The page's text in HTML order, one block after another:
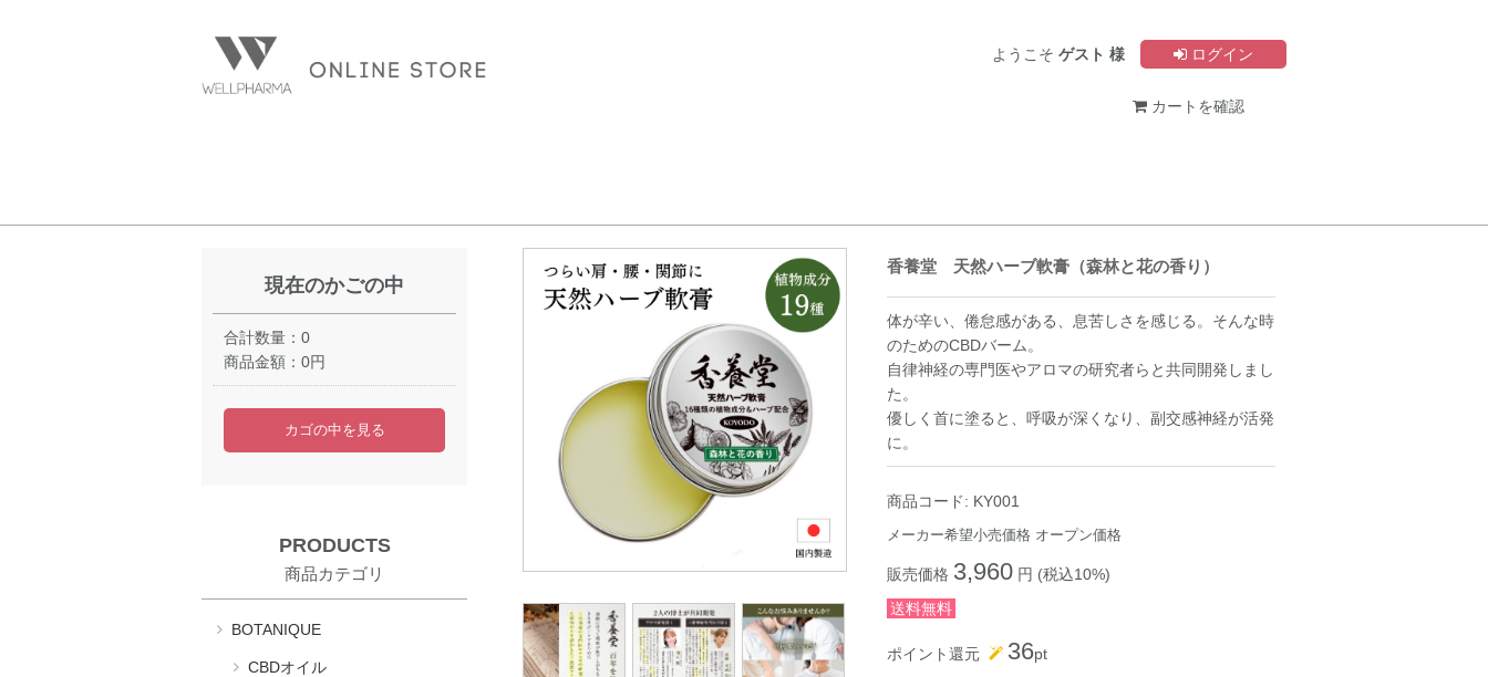
ようこそ ゲスト 様 ログイン
カートを確認
現在のかごの中
合計数量： 0
商品金額： 0円
カゴの中を見る
PRODUCTS
商品カテゴリ
BOTANIQUE
CBDオイル
香養堂 天然ハーブ軟膏（森林と花の香り）
体が辛い、倦怠感がある、息苦しさを感じる。そんな時
のためのCBDバーム。
自律神経の専門医やアロマの研究者らと共同開発しまし
た。
優しく首に塗ると、呼吸が深くなり、副交感神経が活発
に。
商品コード: KY001
メーカー希望小売価格 オープン価格
販売価格 3,960 円 (税込10%)
送料無料
ポイント還元 36pt